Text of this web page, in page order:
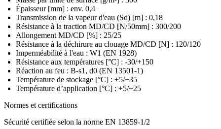
Épaisseur [mm] : env. 0,4
Transmission de la vapeur d'eau (Sd) [m] : 0,18
Résistance à la traction MD/CD [N/50mm] : 300/200
Allongement MD/CD [%] : 25/25
Résistance à la déchirure au clouage MD/CD [N] : 120/120
Imperméabilité à l'eau : W1 (EN 1928)
Résistance aux températures [°C] : -30/+150
Réaction au feu : B-s1, d0 (EN 13501-1)
Température de stockage [°C] : +5/+35
Température d’application [°C] : +5/+25
Normes et certifications
Sécurité certifiée selon la norme EN 13859-1/2